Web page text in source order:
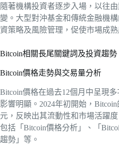
隨著機構投資者逐步入場，以往
變。大型對沖基金和傳統金融機
資策略及風險管理，促使市場成熟
Bitcoin相關長尾關鍵詞及投資趨勢
Bitcoin價格走勢與交易量分析
Bitcoin價格在過去12個月中呈現
影響明顯。2024年初開始，
元，反映出其流動性和市場活躍
包括「Bitcoin價格分析」、「
趨勢」等。